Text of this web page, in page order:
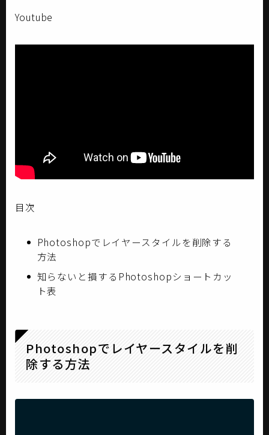
Youtube
目次
Photoshopでレイヤースタイルを削除する
方法
知らないと損するPhotoshopショートカッ
ト表
Photoshopでレイヤースタイルを削
除する方法